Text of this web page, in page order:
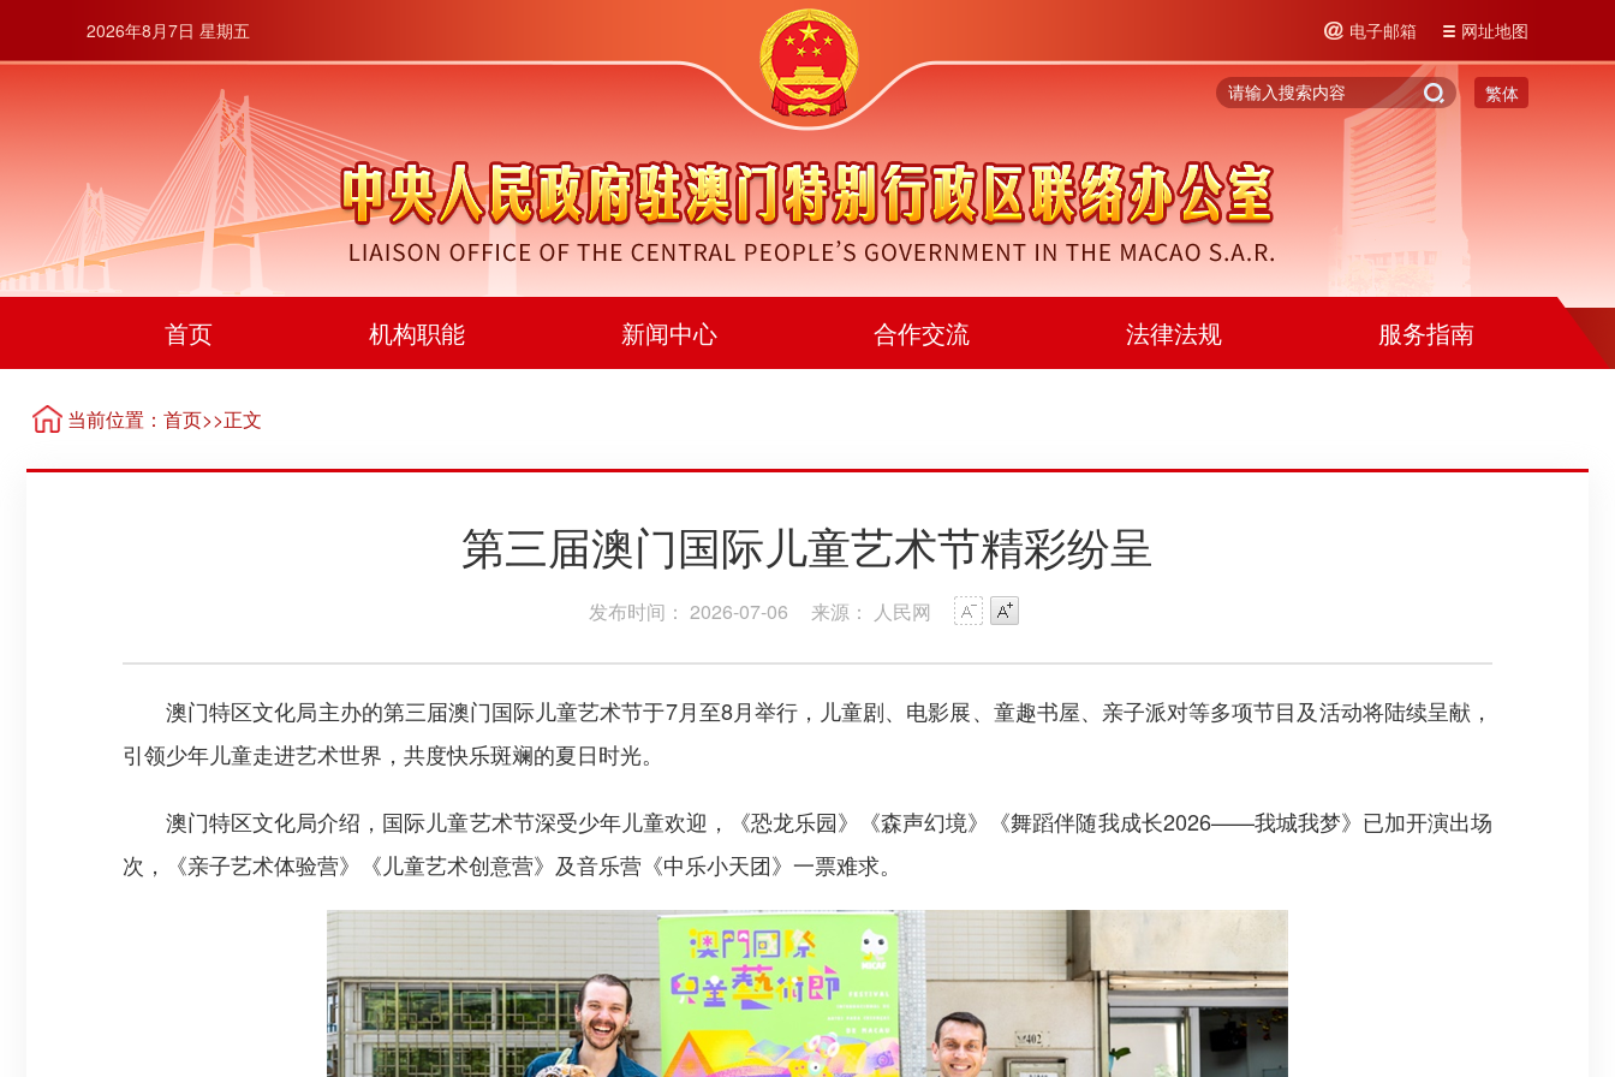
2026年8月7日 星期五 电子邮箱 网址地图
繁体
首页 机构职能 新闻中心 合作交流 法律法规 服务指南
当前位置： 首页>>正文
第三届澳门国际儿童艺术节精彩纷呈
发布时间： 2026-07-06 来源： 人民网
澳门特区文化局主办的第三届澳门国际儿童艺术节于7月至8月举行，儿童剧、电影展、童趣书屋、亲子派对等多项节目及活动将陆续呈献，
引领少年儿童走进艺术世界，共度快乐斑斓的夏日时光。
澳门特区文化局介绍，国际儿童艺术节深受少年儿童欢迎，《恐龙乐园》《森声幻境》《舞蹈伴随我成长2026——我城我梦》已加开演出场
次，《亲子艺术体验营》《儿童艺术创意营》及音乐营《中乐小天团》一票难求。